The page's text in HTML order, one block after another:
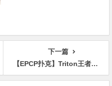
下一篇
【EPCP扑克】Triton王者的新目标｜Jason Koon的“慢生活”哲学